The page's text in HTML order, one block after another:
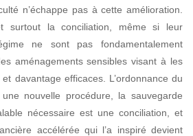
n’échappe pas à cette amélioration.
surtout la conciliation, même si leur
ne sont pas fondamentalement
aménagements sensiblesvisant à les
davantage efficaces. L’ordonnance du
nouvelle procédure, la sauvegarde
nécessaire est une conciliation, et
accélérée qui l’a inspiré devient